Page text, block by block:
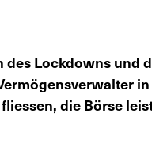
des Lockdowns und
die Börse